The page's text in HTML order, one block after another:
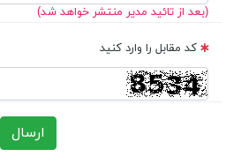
(بعد از تائید مدیر منتشر خواهد شد)
کد مقابل را وارد کنید
ارسال